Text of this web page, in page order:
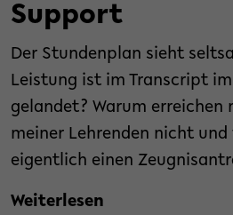
Support
Der Stundenplan sieht
Leistung ist im Transcript
gelandet? Warum erreichen
meiner Lehrenden nicht und
eigentlich einen
Weiterlesen